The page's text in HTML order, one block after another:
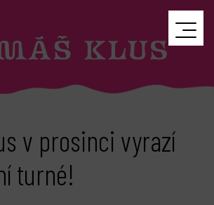
v prosinci vyrazí
turné!